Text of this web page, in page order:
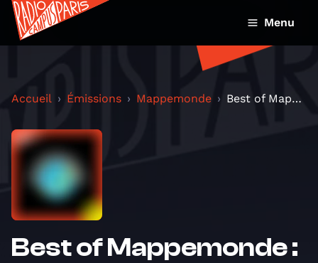
Menu
Accueil Émissions Mappemonde Best of Mappemonde : Musique psychédélique et rock...
Best of Mappemonde :